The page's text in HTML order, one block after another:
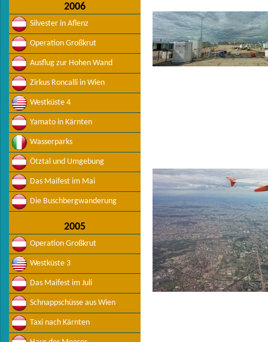
2006
Silvester in Aflenz
Operation Großkrut
Ausflug zur Hohen Wand
Zirkus Roncalli in Wien
Westküste 4
Yamato in Kärnten
Wasserparks
Ötztal und Umgebung
Das Maifest im Mai
Die Buschbergwanderung
2005
Operation Großkrut
Westküste 3
Das Maifest im Juli
Schnappschüsse aus Wien
Taxi nach Kärnten